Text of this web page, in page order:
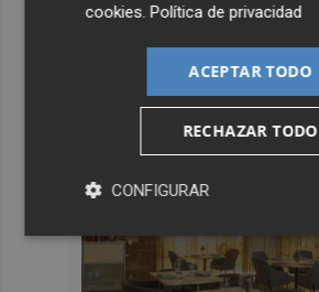
cookies .Política de privacidad
ACEPTAR TODO
RECHAZAR TODO
CONFIGURAR